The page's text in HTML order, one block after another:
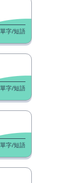
單字/短語
單字/短語
單字/短語